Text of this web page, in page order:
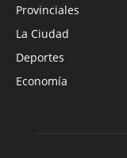
Provinciales
La Ciudad
Deportes
Economía